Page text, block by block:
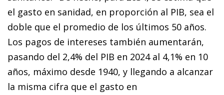
el gasto en sanidad, en proporción al PIB, sea el
doble que el promedio de los últimos 50 años.
Los pagos de intereses también aumentarán,
pasando del 2,4% del PIB en 2024 al 4,1% en 10
años, máximo desde 1940, y llegando a alcanzar
la misma cifra que el gasto en